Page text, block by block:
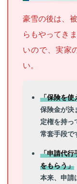
豪雪の後は、
らもやってき
いので、実家
い。
「保険を使
保険金が決
定権を持っ
常套手段で
「申請代行
をもらう」
本来、申請